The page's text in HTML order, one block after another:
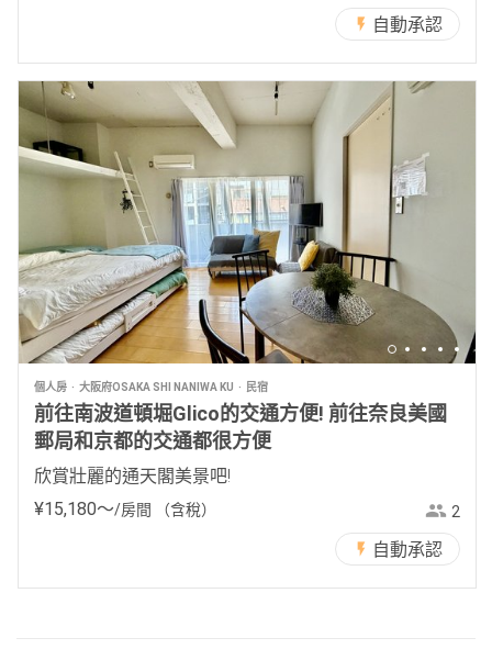
自動承認
個人房 大阪府OSAKA SHI NANIWA KU 民宿
前往南波道頓堀Glico的交通方便! 前往奈良美國
郵局和京都的交通都很方便
欣賞壯麗的通天閣美景吧!
¥15,180〜/房間 （含稅） 2
自動承認